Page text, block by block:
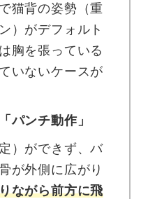
猫背の姿勢（重
）がデフォルト
胸を張っている
いないケースが
パンチ動作」
）ができず、バ
が外側に広がり
ながら前方に飛